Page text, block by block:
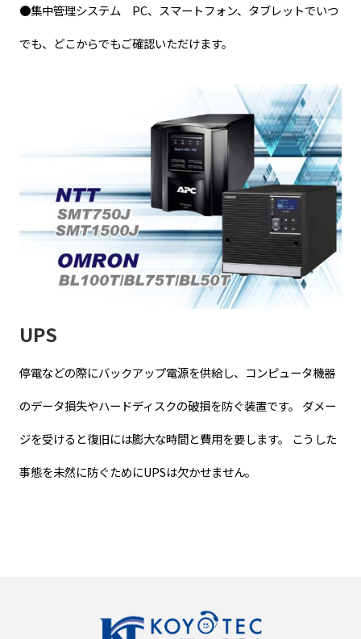
●集中管理システム PC、スマートフォン、タブレットでいつ
でも、どこからでもご確認いただけます。
UPS
停電などの際にバックアップ電源を供給し、コンピュータ機器
のデータ損失やハードディスクの破損を防ぐ装置です。 ダメー
ジを受けると復旧には膨大な時間と費用を要します。 こうした
事態を未然に防ぐためにUPSは欠かせません。